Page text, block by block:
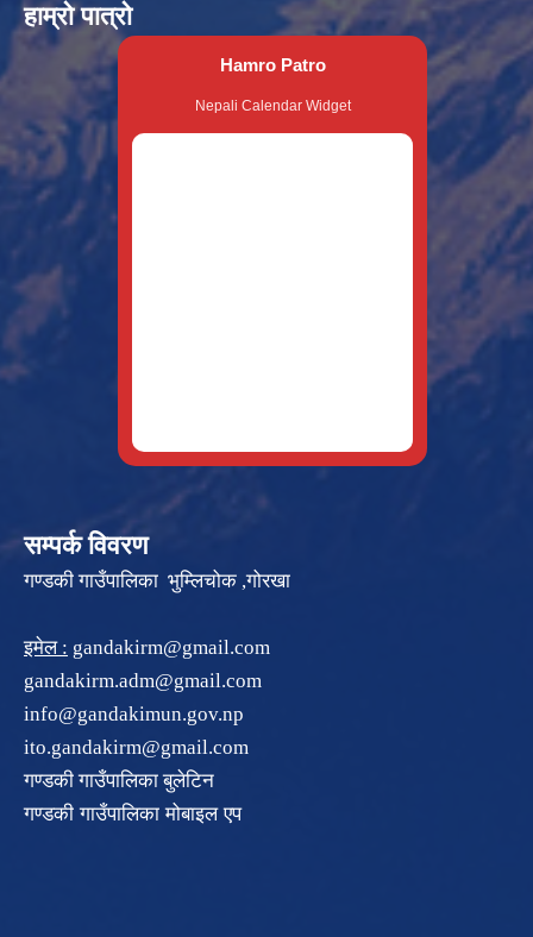
हाम्रो पात्रो
Hamro Patro
Nepali Calendar Widget
सम्पर्क विवरण
गण्डकी गाउँपालिका भुम्लिचोक ,गोरखा
इमेल : gandakirm@gmail.com
gandakirm.adm@gmail.com
info@gandakimun.gov.np
ito.gandakirm@gmail.com
गण्डकी गाउँपालिका बुलेटिन
गण्डकी गाउँपालिका मोबाइल एप